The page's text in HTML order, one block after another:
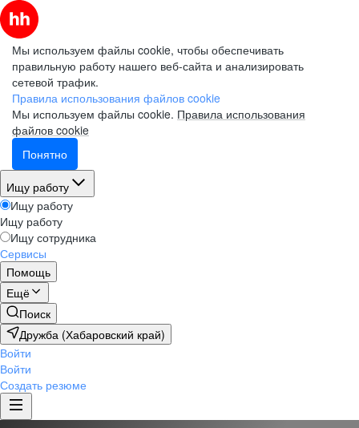
Мы используем файлы cookie, чтобы обеспечивать
правильную работу нашего веб-сайта и анализировать
сетевой трафик.
Правила использования файлов cookie
Мы используем файлы cookie. Правила использования
файлов cookie
Понятно
Ищу работу
Ищу работу
Ищу работу
Ищу сотрудника
Сервисы
Помощь
Ещё
Поиск
Дружба (Хабаровский край)
Войти
Войти
Создать резюме